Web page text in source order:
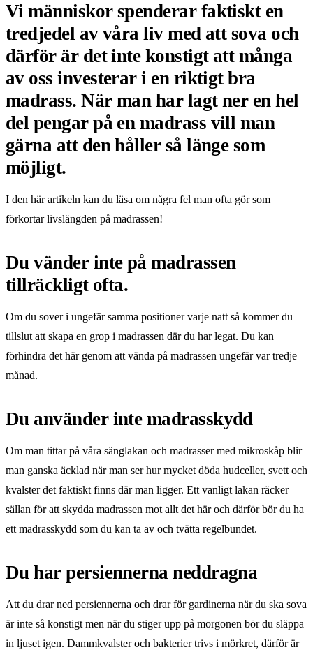
Vi människor spenderar faktiskt en
tredjedel av våra liv med att sova och
därför är det inte konstigt att många
av oss investerar i en riktigt bra
madrass. När man har lagt ner en hel
del pengar på en madrass vill man
gärna att den håller så länge som
möjligt.
I den här artikeln kan du läsa om några fel man ofta gör som
förkortar livslängden på madrassen!
Du vänder inte på madrassen
tillräckligt ofta.
Om du sover i ungefär samma positioner varje natt så kommer du
tillslut att skapa en grop i madrassen där du har legat. Du kan
förhindra det här genom att vända på madrassen ungefär var tredje
månad.
Du använder inte madrasskydd
Om man tittar på våra sänglakan och madrasser med mikroskåp blir
man ganska äcklad när man ser hur mycket döda hudceller, svett och
kvalster det faktiskt finns där man ligger. Ett vanligt lakan räcker
sällan för att skydda madrassen mot allt det här och därför bör du ha
ett madrasskydd som du kan ta av och tvätta regelbundet.
Du har persiennerna neddragna
Att du drar ned persiennerna och drar för gardinerna när du ska sova
är inte så konstigt men när du stiger upp på morgonen bör du släppa
in ljuset igen. Dammkvalster och bakterier trivs i mörkret, därför är